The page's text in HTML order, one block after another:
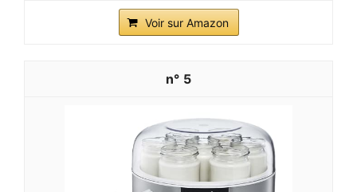
Voir sur Amazon
5